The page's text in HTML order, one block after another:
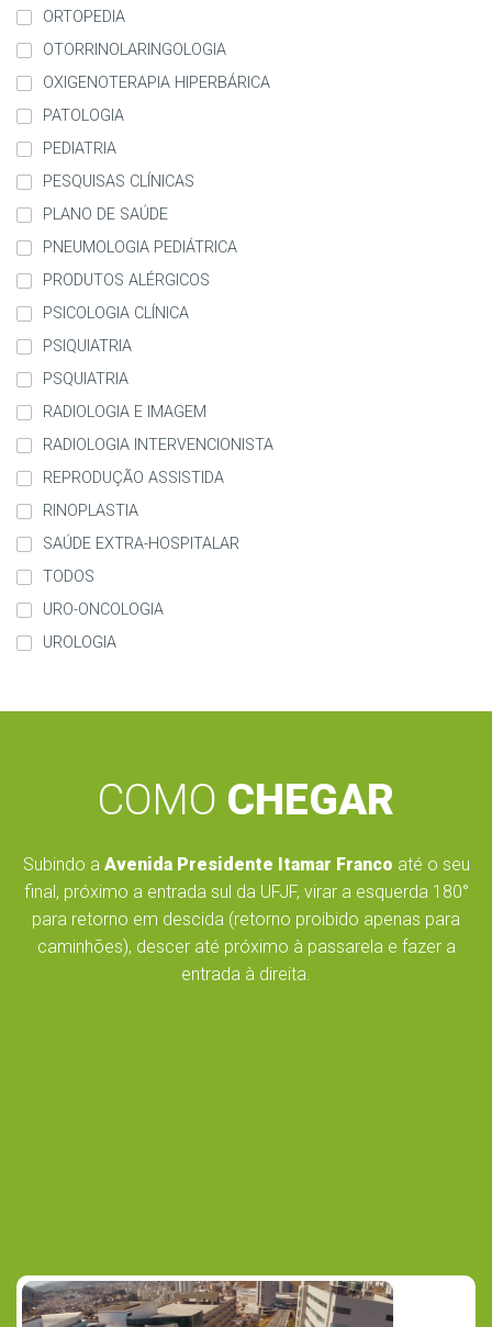
ORTOPEDIA
OTORRINOLARINGOLOGIA
OXIGENOTERAPIA HIPERBÁRICA
PATOLOGIA
PEDIATRIA
PESQUISAS CLÍNICAS
PLANO DE SAÚDE
PNEUMOLOGIA PEDIÁTRICA
PRODUTOS ALÉRGICOS
PSICOLOGIA CLÍNICA
PSIQUIATRIA
PSQUIATRIA
RADIOLOGIA E IMAGEM
RADIOLOGIA INTERVENCIONISTA
REPRODUÇÃO ASSISTIDA
RINOPLASTIA
SAÚDE EXTRA-HOSPITALAR
TODOS
URO-ONCOLOGIA
UROLOGIA
COMO CHEGAR
Subindo a Avenida Presidente Itamar Franco até o seu
final, próximo a entrada sul da UFJF, virar a esquerda 180°
para retorno em descida (retorno proibido apenas para
caminhões), descer até próximo à passarela e fazer a
entrada à direita.